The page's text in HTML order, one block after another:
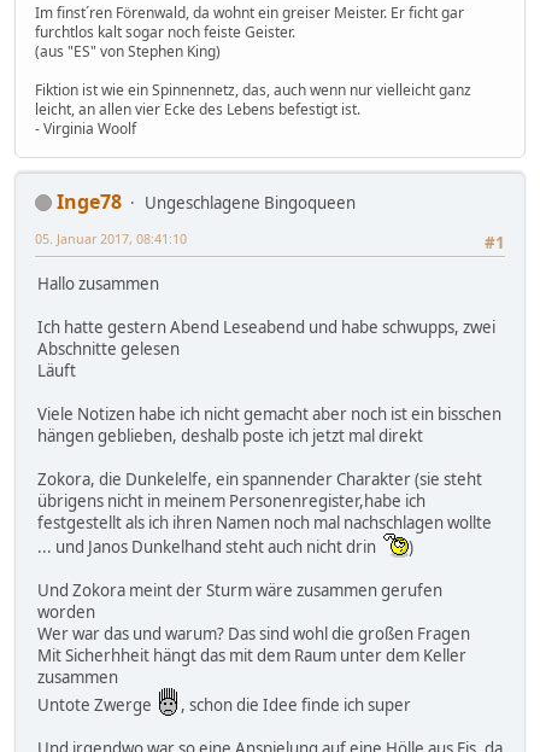
Im finst´ren Förenwald, da wohnt ein greiser Meister. Er ficht gar
furchtlos kalt sogar noch feiste Geister.
(aus "ES" von Stephen King)
Fiktion ist wie ein Spinnennetz, das, auch wenn nur vielleicht ganz
leicht, an allen vier Ecke des Lebens befestigt ist.
- Virginia Woolf
Inge78
Ungeschlagene Bingoqueen
#1
05. Januar 2017, 08:41:10
Hallo zusammen
Ich hatte gestern Abend Leseabend und habe schwupps, zwei
Abschnitte gelesen
Läuft
Viele Notizen habe ich nicht gemacht aber noch ist ein bisschen
hängen geblieben, deshalb poste ich jetzt mal direkt
Zokora, die Dunkelelfe, ein spannender Charakter (sie steht
übrigens nicht in meinem Personenregister,habe ich
festgestellt als ich ihren Namen noch mal nachschlagen wollte
... und Janos Dunkelhand steht auch nicht drin
)
Und Zokora meint der Sturm wäre zusammen gerufen
worden
Wer war das und warum? Das sind wohl die großen Fragen
Mit Sicherhheit hängt das mit dem Raum unter dem Keller
zusammen
Untote Zwerge
, schon die Idee finde ich super